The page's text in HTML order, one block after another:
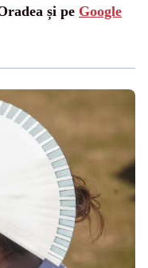
și pe Google